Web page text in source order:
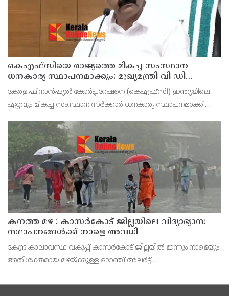
കെഎഫ്‌സിയെ രാജ്യത്തെ മികച്ച സംസ്ഥാന
ധനകാര്യ സ്ഥാപനമാക്കും: മുഖ്യമന്ത്രി വി ഡി
സതീശൻ
കേരള ഫിനാൻഷ്യൽ കോർപ്പറേഷനെ (കെഎഫ്‌സി) ഇന്ത്യയിലെ
ഏറ്റവും മികച്ച സംസ്ഥാന സർക്കാർ ധനകാര്യ സ്ഥാപനമാക്കി
ആഭിമുഖ്യത്തിൽ വിപുലീകരിച്ച 'മുഖ്യമന്ത്ര
കനത്ത മഴ : കാസർകോട് ജില്ലയിലെ വിദ്യാഭ്യാസ
സ്ഥാപനങ്ങൾക്ക് നാളെ അവധി
കേന്ദ്ര കാലാവസ്ഥ വകുപ്പ് കാസർകോട് ജില്ലയിൽ ഇന്നും നാളെയും
അതിശക്തമായ മഴയ്ക്കുള്ള ഓറഞ്ച് അലർട്ട്
പ്രൊഫഷണൽ കോളേജുകൾ ഉൾപ്പെടെയുള്ള എല്ലാ വിദ്യാഭ്യാ